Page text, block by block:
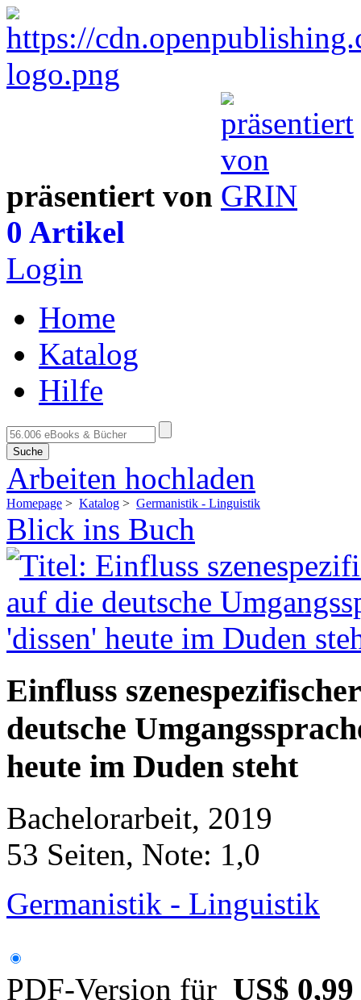
präsentiert von
0 Artikel
Login
Home
Katalog
Hilfe
Suche
Arbeiten hochladen
Homepage > Katalog > Germanistik - Linguistik
Blick ins Buch
Einfluss
deutsche
heute im Duden steht
Bachelorarbeit, 2019
53 Seiten, Note: 1,0
Germanistik - Linguistik
PDF-Version für US$ 0,99